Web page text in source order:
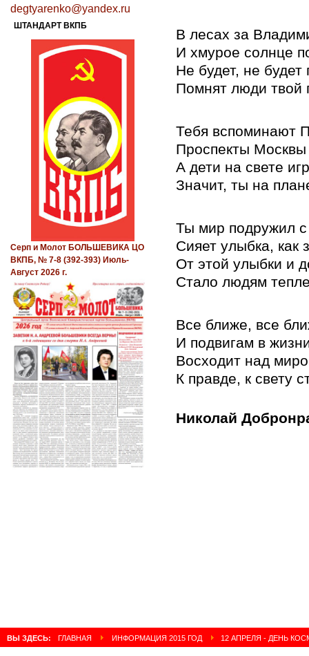
В лесах за
И хмурое солнце
Не будет, не будет
Помнят люди твой
Тебя вспоминают
Проспекты Москвы
А дети на свете
Значит, ты на
Ты мир подружил с
Сияет улыбка, как
От этой улыбки и
Стало людям
Все ближе, все
И подвигам в
Восходит над
К правде, к свету
Николай
degtyarenko@yandex.ru
ШТАНДАРТ ВКПБ
Серп и Молот БОЛЬШЕВИКА ЦО
ВКПБ, № 7-8 (392-393) Июль-
Август 2026 г.
ВЫ ЗДЕСЬ: ГЛАВНАЯ ИНФОРМАЦИЯ 2015 ГОД 12 АПРЕЛЯ - ДЕНЬ